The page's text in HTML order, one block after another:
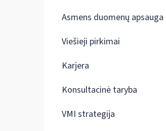
Asmens duomenų apsauga
Viešieji pirkimai
Karjera
Konsultacinė taryba
VMI strategija